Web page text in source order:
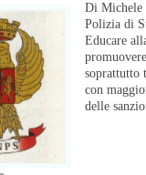
Di Michele
Polizia di
Educare
soprattutto
con
delle